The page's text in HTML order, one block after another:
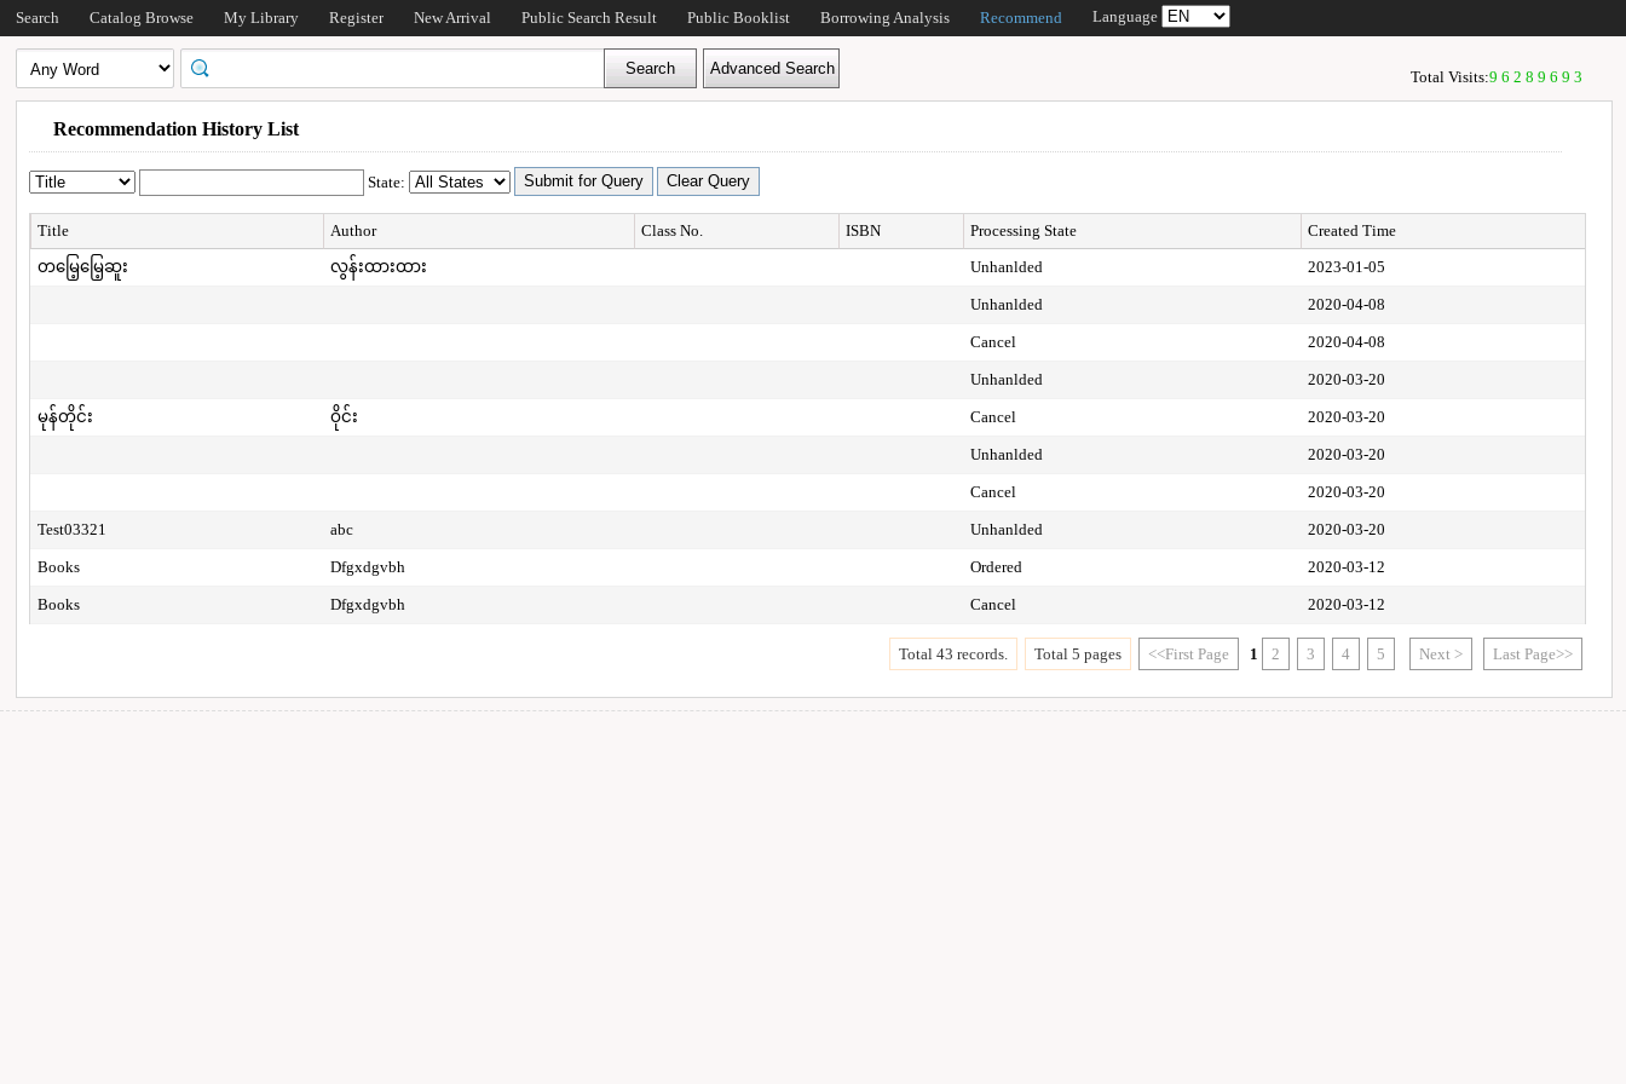
Search Catalog Browse My Library Register New Arrival Public Search Result Public Booklist Borrowing Analysis Recommend Language
Total Visits:96289693
Recommendation History List
State:
Title Author Class No. ISBN Processing State
Created Time
တမြေ့မြေ့ဆူး
လွန်းထားထား Unhanlded 2023-01-05
Unhanlded 2020-04-08
Cancel 2020-04-08
Unhanlded 2020-03-20
မုန်တိုင်း ဝိုင်း Cancel 2020-03-20
Unhanlded 2020-03-20
Cancel 2020-03-20
Test03321 abc Unhanlded 2020-03-20
Books Dfgxdgvbh Ordered 2020-03-12
Books Dfgxdgvbh Cancel 2020-03-12
Total 43 records. Total 5 pages <<First Page 1 2 3 4 5 Next > Last Page>>